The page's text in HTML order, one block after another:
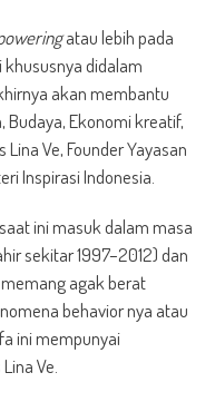
atau lebih pada
didalam
akan membantu
Ekonomi kreatif,
Ve, Founder Yayasan
Inspirasi Indonesia.
ini masuk dalam masa
sekitar 1997–2012) dan
agak berat
behavior nya atau
ini mempunyai
Ve.